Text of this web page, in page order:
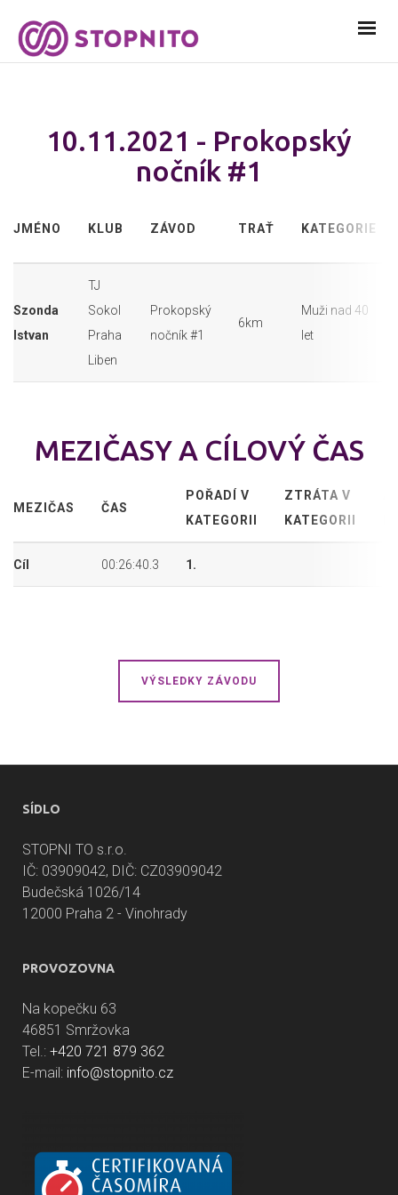
10.11.2021 - Prokopský
nočník #1
JMÉNO KLUB ZÁVOD TRAŤ KATEGORIE
Szonda
Istvan
TJ
Sokol
Praha
Liben
Prokopský
nočník #1
6km
Muži nad 40
let
MEZIČASY A CÍLOVÝ ČAS
MEZIČAS ČAS
POŘADÍ V
KATEGORII
ZTRÁTA V
KATEGORII
Cíl 00:26:40.3 1.
VÝSLEDKY ZÁVODU
SÍDLO
STOPNI TO s.r.o.
IČ: 03909042, DIČ: CZ03909042
Budečská 1026/14
12000 Praha 2 - Vinohrady
PROVOZOVNA
Na kopečku 63
46851 Smržovka
Tel.: +420 721 879 362
E-mail: info@stopnito.cz